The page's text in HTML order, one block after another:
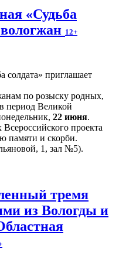
«Судьба
12+
по розыску родных,
период Великой
22 июня.
проекта
памяти и скорби.
1, зал №5).
тремя
из Вологды и